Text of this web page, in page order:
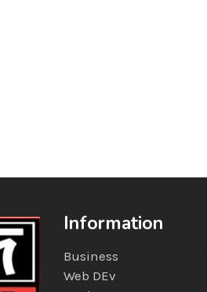
Information
Business
Web DEv